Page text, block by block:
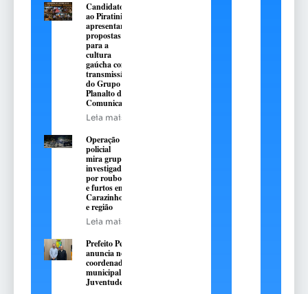
Candidatos
ao Piratini
apresentarão
propostas
para a
cultura
gaúcha com
transmissão
do Grupo
Planalto de
Comunicação
Leia mais
Operação
policial
mira grupo
investigado
por roubos
e furtos em
Carazinho
e região
Leia mais
Prefeito Pedro
anuncia novo
coordenador
municipal da
Juventude